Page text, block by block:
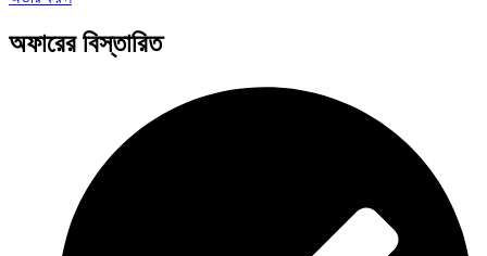
অফারের বিস্তারিত